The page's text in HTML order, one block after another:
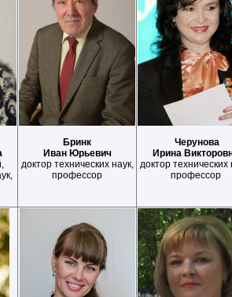
к,
Бринк
Иван Юрьевич
доктор технических наук,
профессор
Черунова
Ирина
доктор технических
профессор